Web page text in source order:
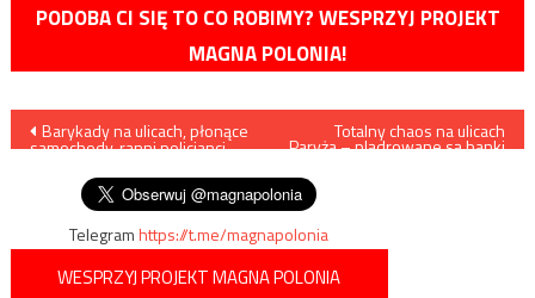
PODOBA CI SIĘ TO CO ROBIMY? WESPRZYJ PROJEKT
MAGNA POLONIA!
Nawigacja
wpisu
Barykady na ulicach, płonące
samochody, ranni policjanci –
Totalny chaos na ulicach
Paryża – plądrowane są banki
Telegramhttps://t.me/magnapolonia
WESPRZYJ PROJEKT MAGNA POLONIA